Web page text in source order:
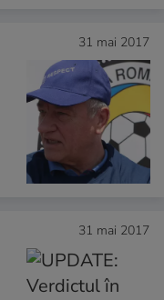
31 mai 2017
31 mai 2017